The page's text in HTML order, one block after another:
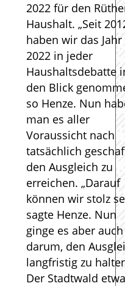
2022 für den
Haushalt. „Seit
haben wir das Jahr
2022 in jeder
Haushaltsdebatte
den Blick
so Henze. Nun
man es aller
Voraussicht nach
tatsächlich
den Ausgleich zu
erreichen. „Darauf
können wir stolz
sagte Henze. Nun
ginge es aber auch
darum, den
langfristig zu
Der Stadtwald etwa